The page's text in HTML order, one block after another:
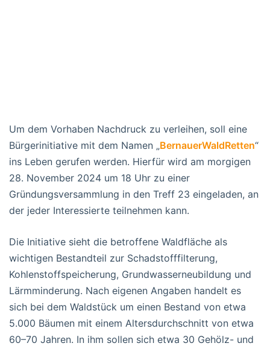
Um dem Vorhaben Nachdruck zu verleihen, soll eine
Bürgerinitiative mit dem Namen „BernauerWaldRetten“
ins Leben gerufen werden. Hierfür wird am morgigen
28. November 2024 um 18 Uhr zu einer
Gründungsversammlung in den Treff 23 eingeladen, an
der jeder Interessierte teilnehmen kann.
Die Initiative sieht die betroffene Waldfläche als
wichtigen Bestandteil zur Schadstofffilterung,
Kohlenstoffspeicherung, Grundwasserneubildung und
Lärmminderung. Nach eigenen Angaben handelt es
sich bei dem Waldstück um einen Bestand von etwa
5.000 Bäumen mit einem Altersdurchschnitt von etwa
60–70 Jahren. In ihm sollen sich etwa 30 Gehölz- und